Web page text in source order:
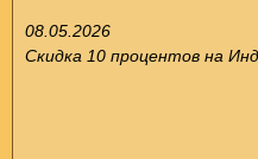
08.05.2026
Скидка 10 процентов на